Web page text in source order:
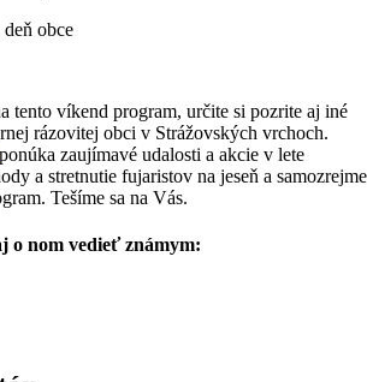
tento víkend program, určite si pozrite aj iné
rázovitej obci v Strážovských vrchoch.
ponúka zaujímavé udalosti a akcie v lete
a stretnutie fujaristov na jeseň a samozrejme
Tešíme sa na Vás.
o nom vedieť známym: